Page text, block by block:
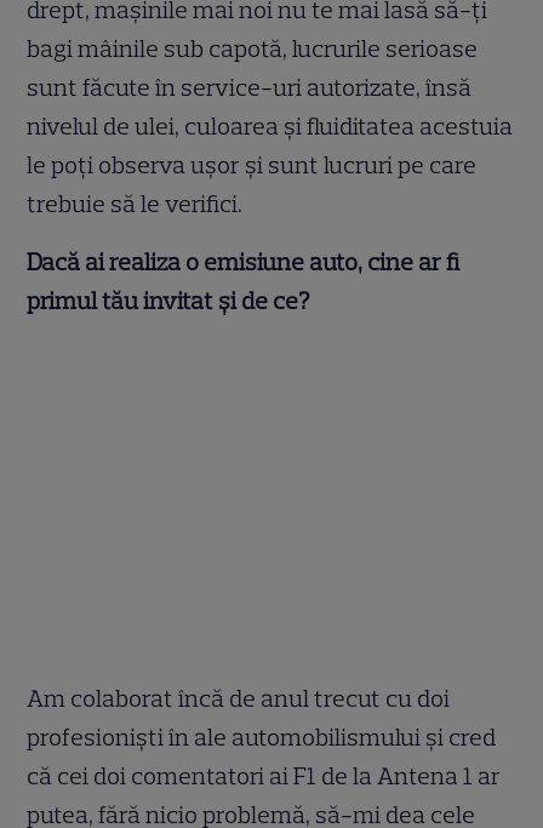
drept, mașinile mai noi nu te mai lasă să-ți
bagi mâinile sub capotă, lucrurile serioase
sunt făcute în service-uri autorizate, însă
nivelul de ulei, culoarea și fluiditatea acestuia
le poți observa ușor și sunt lucruri pe care
trebuie să le verifici.
Dacă ai realiza o emisiune auto, cine ar fi
primul tău invitat și de ce?
Am colaborat încă de anul trecut cu doi
profesioniști în ale automobilismului și cred
că cei doi comentatori ai F1 de la Antena 1 ar
putea, fără nicio problemă, să-mi dea cele